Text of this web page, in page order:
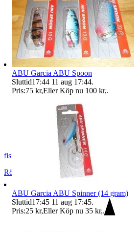
fiskemats
Rödeby
ABU Garcia ABU Spoon
Sluttid17:44 11 aug 17:44.
Pris:75 kr,Eller Köp nu 100 kr,.
ABU Garcia ABU Spinner (14 gram)
Sluttid17:45 11 aug 17:45.
Pris:25 kr,Eller Köp nu 35 kr,.